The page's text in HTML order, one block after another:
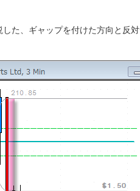
した、ギャップを付けた方向と反